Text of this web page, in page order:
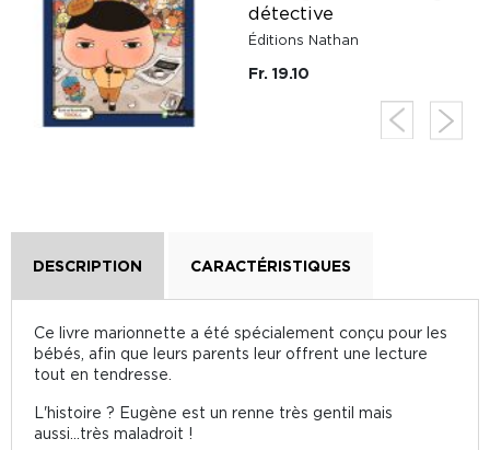
détective
Éditions Nathan
Fr. 19.10
DESCRIPTION CARACTÉRISTIQUES
Ce livre marionnette a été spécialement conçu pour les
bébés, afin que leurs parents leur offrent une lecture
tout en tendresse.
L'histoire ? Eugène est un renne très gentil mais
aussi...très maladroit !